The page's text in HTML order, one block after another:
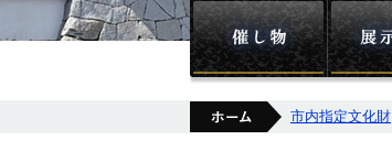
催し物
ホーム
市内指定文化財